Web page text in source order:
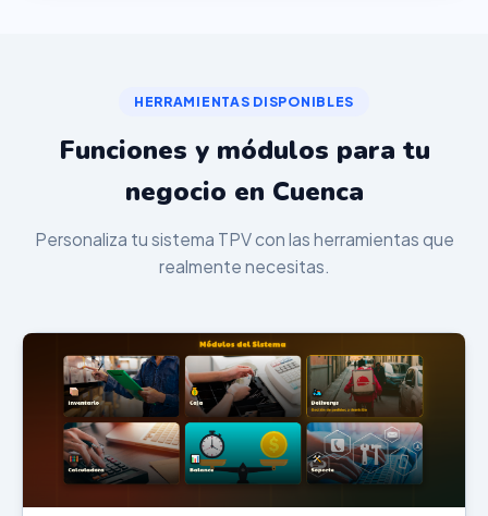
HERRAMIENTAS DISPONIBLES
Funciones y módulos para tu
negocio en Cuenca
Personaliza tu sistema TPV con las herramientas que
realmente necesitas.